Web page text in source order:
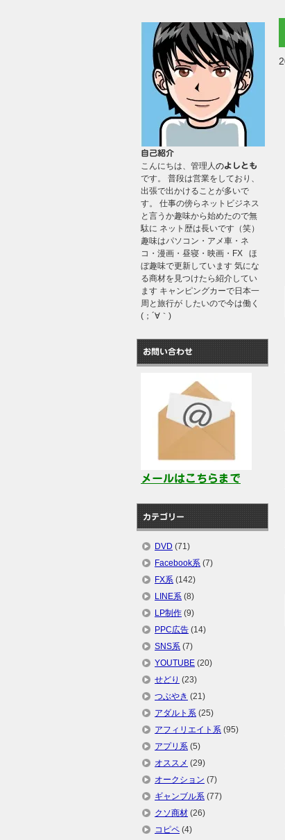
自己紹介
こんにちは、管理人のよしとも
です。 普段は営業をしており、
出張で出かけることが多いで
す。 仕事の傍らネットビジネス
と言うか趣味から始めたので無
駄に ネット歴は長いです（笑）
趣味はパソコン・アメ車・ネ
コ・漫画・昼寝・映画・FX ほ
ぼ趣味で更新しています 気にな
る商材を見つけたら紹介してい
ます キャンピングカーで日本一
周と旅行が したいので今は働く
(；´∀｀)
お問い合わせ
メールはこちらまで
カテゴリー
DVD (71)
Facebook系 (7)
FX系 (142)
LINE系 (8)
LP制作 (9)
PPC広告 (14)
SNS系 (7)
YOUTUBE (20)
せどり (23)
つぶやき (21)
アダルト系 (25)
アフィリエイト系 (95)
アプリ系 (5)
オススメ (29)
オークション (7)
ギャンブル系 (77)
クソ商材 (26)
コピペ (4)